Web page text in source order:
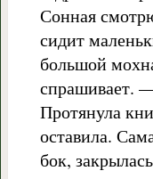
Сонная
сидит
большой
спрашивает.
Протянула
оставила.
бок,